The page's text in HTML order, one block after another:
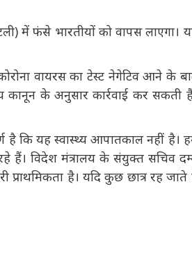
में फंसे भारतीयों को वापस लाएगा।
वायरस का टेस्ट नेगेटिव आने के बाद
कानून के अनुसार कार्रवाई कर सकती हैं।
है कि यह स्वास्थ्य आपातकाल नहीं है।
रहे हैं। विदेश मंत्रालय के संयुक्‍त सचिव
प्राथमिकता है। यदि कुछ छात्र रह